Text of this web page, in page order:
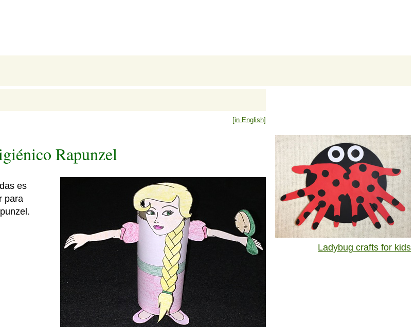
[in English]
Rapunzel
es
para
Ladybug crafts for kids